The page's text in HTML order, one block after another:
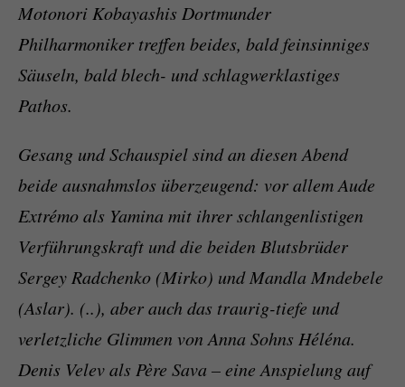
Motonori Kobayashis Dortmunder
Philharmoniker treffen beides, bald feinsinniges
Säuseln, bald blech- und schlagwerklastiges
Pathos.
Gesang und Schauspiel sind an diesen Abend
beide ausnahmslos überzeugend: vor allem Aude
Extrémo als Yamina mit ihrer schlangenlistigen
Verführungskraft und die beiden Blutsbrüder
Sergey Radchenko (Mirko) und Mandla Mndebele
(Aslar). (..), aber auch das traurig-tiefe und
verletzliche Glimmen von Anna Sohns Héléna.
Denis Velev als Père Sava – eine Anspielung auf